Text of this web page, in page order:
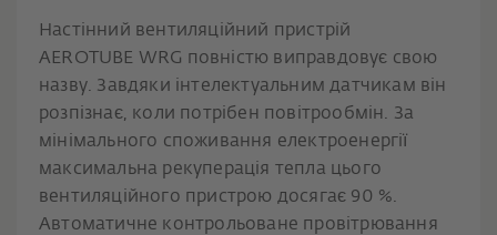
Настінний вентиляційний пристрій
AEROTUBE WRG повністю виправдовує свою
назву. Завдяки інтелектуальним датчикам він
розпізнає, коли потрібен повітрообмін. За
мінімального споживання електроенергії
максимальна рекуперація тепла цього
вентиляційного пристрою досягає 90 %.
Автоматичне контрольоване провітрювання